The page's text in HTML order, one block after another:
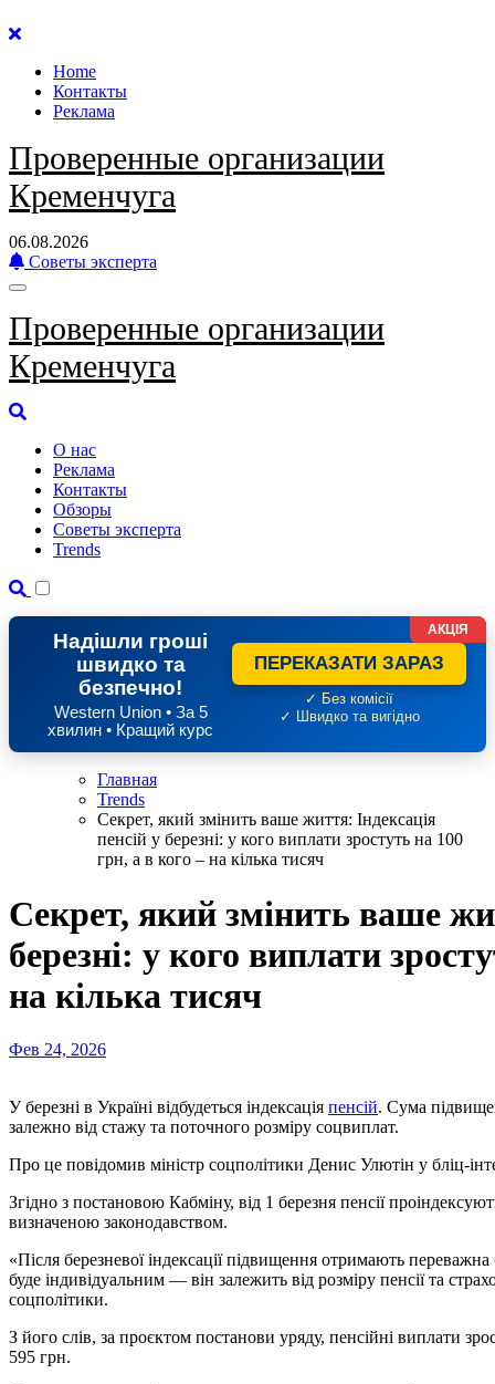
Перейти
содержанию
Home
Контакты
Реклама
Проверенные организации
Кременчуга
06.08.2026
Советы эксперта
Проверенные организации
Кременчуга
О нас
Реклама
Контакты
Обзоры
Советы эксперта
Trends
Надішли гроші
швидко та
безпечно!
Western Union • За 5
хвилин • Кращий курс
ПЕРЕКАЗАТИ ЗАРАЗ
✓ Без комісії
✓ Швидко та вигідно
АКЦІЯ
Главная
Trends
Секрет, який змінить ваше життя: Індексація
пенсій у березні: у кого виплати зростуть на 100
грн, а в кого – на кілька тисяч
Секрет, який змінить ваше
березні: у кого виплати
на кілька тисяч
Фев 24, 2026
У березні в Україні відбудеться індексація пенсій. Сума
залежно від стажу та поточного розміру соцвиплат.
Про це повідомив міністр соцполітики Денис Улютін у бліц-
Згідно з постановою Кабміну, від 1 березня пенсії
визначеною законодавством.
«Після березневої індексації підвищення отримають
буде індивідуальним — він залежить від розміру пенсії та
соцполітики.
З його слів, за проєктом постанови уряду, пенсійні виплати
595 грн.